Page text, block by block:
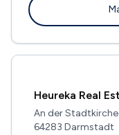
Heureka Real
An der
64283 Darmstadt